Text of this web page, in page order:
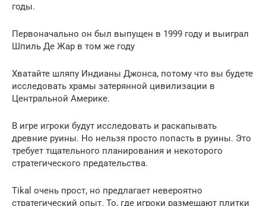
годы.
Первоначально он был выпущен в 1999 году и выиграл
Шпиль Де Жар в том же году
Хватайте шляпу Индианы Джонса, потому что вы будете
исследовать храмы затерянной цивилизации в
Центральной Америке.
В игре игроки будут исследовать и раскапывать
древние руины. Но нельзя просто попасть в руины. Это
требует тщательного планирования и некоторого
стратегического предательства.
Tikal очень прост, но предлагает невероятно
стратегический опыт. То, где игроки размещают плитки